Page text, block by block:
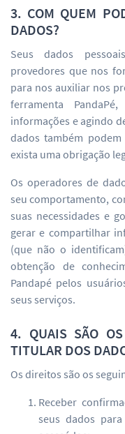
3. COM QUEM
DADOS?
Seus dados
provedores que nos
para nos auxiliar nos
ferramenta
informações e agindo
dados também
exista uma obrigação
Os operadores de
seu comportamento,
suas necessidades e
gerar e compartilhar
(que não o
obtenção de
Pandapé pelos
seus serviços.
4. QUAIS SÃO
TITULAR DOS
Os direitos são os
Receber
seus dados